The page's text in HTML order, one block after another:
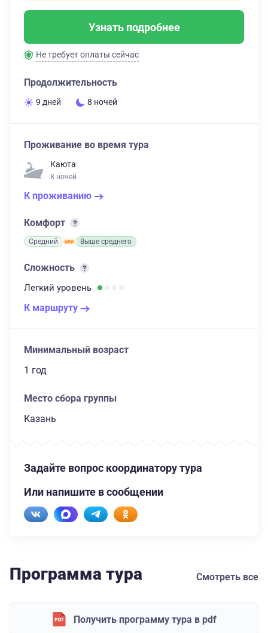
Узнать подробнее
Не требует оплаты сейчас
Продолжительность
9 дней 8 ночей
Проживание во время тура
Каюта
8 ночей
К проживанию
Комфорт
Средний Выше среднего
Сложность
Легкий уровень
К маршруту
Минимальный возраст
1 год
Место сбора группы
Казань
Задайте вопрос координатору тура
Или напишите в сообщении
Программа тура Смотреть все
Получить программу тура в pdf